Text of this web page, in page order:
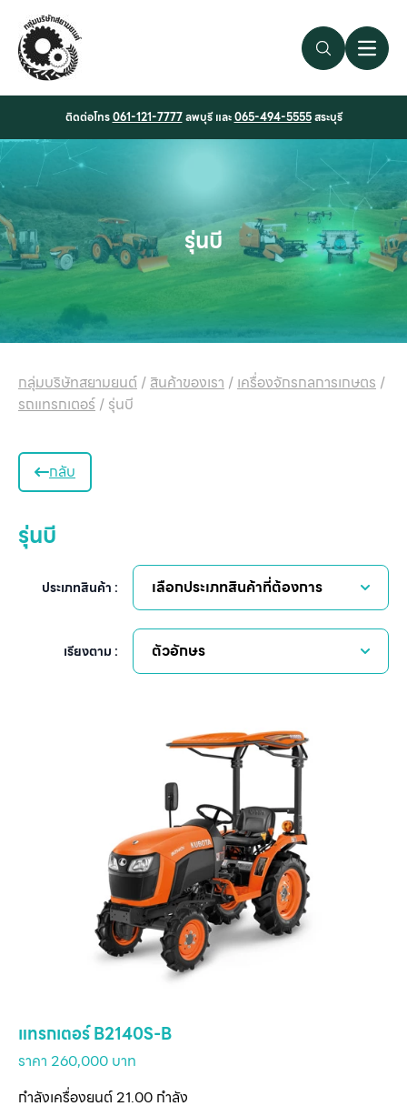
Search Link
Open
ติดต่อโทร061-121-7777ลพบุรี และ065-494-5555สระบุรี
รุ่นบี
กลุ่มบริษัทสยามยนต์ /สินค้าของเรา /เครื่องจักรกลการเกษตร /
รถแทรกเตอร์ / รุ่นบี
กลับ
รุ่นบี
ประเภทสินค้า : เลือกประเภทสินค้าที่ต้องการ
เรียงตาม : ตัวอักษร
แทรกเตอร์ B2140S-B
ราคา 260,000 บาท
กำลังเครื่องยนต์ 21.00 กำลัง